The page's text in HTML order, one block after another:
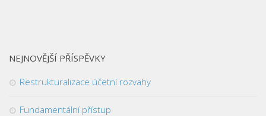
NEJNOVĚJŠÍ PŘÍSPĚVKY
Restrukturalizace účetní rozvahy
Fundamentální přístup